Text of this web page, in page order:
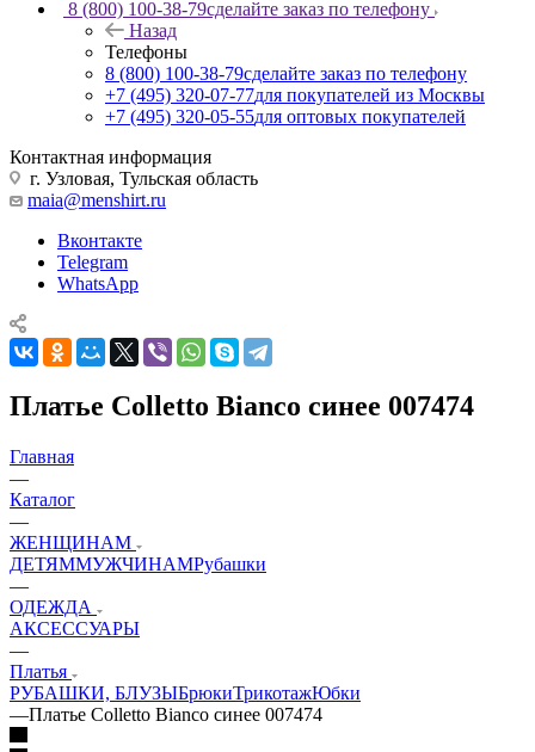
8 (800) 100-38-79сделайте заказ по телефону
Назад
Телефоны
8 (800) 100-38-79сделайте заказ по телефону
+7 (495) 320-07-77для покупателей из Москвы
+7 (495) 320-05-55для оптовых покупателей
Контактная информация
г. Узловая, Тульская область
maia@menshirt.ru
Вконтакте
Telegram
WhatsApp
Платье Colletto Bianco синее 007474
Главная
—
Каталог
—
ЖЕНЩИНАМ
ДЕТЯММУЖЧИНАМРубашки
—
ОДЕЖДА
АКСЕССУАРЫ
—
Платья
РУБАШКИ, БЛУЗЫБрюкиТрикотажЮбки
—Платье Colletto Bianco синее 007474